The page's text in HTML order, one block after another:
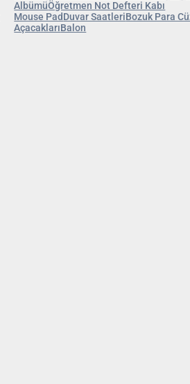
AlbümüÖğretmen Not Defteri Kabı
Mouse PadDuvar SaatleriBozuk Para
AçacaklarıBalon